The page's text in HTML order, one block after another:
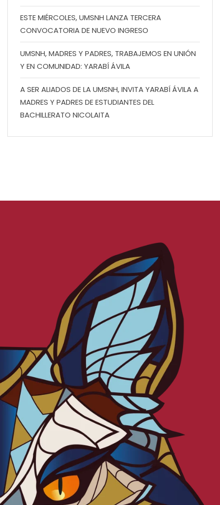
ESTE MIÉRCOLES, UMSNH LANZA TERCERA
CONVOCATORIA DE NUEVO INGRESO
UMSNH, MADRES Y PADRES, TRABAJEMOS EN UNIÓN
Y EN COMUNIDAD: YARABÍ ÁVILA
A SER ALIADOS DE LA UMSNH, INVITA YARABÍ ÁVILA A
MADRES Y PADRES DE ESTUDIANTES DEL
BACHILLERATO NICOLAITA